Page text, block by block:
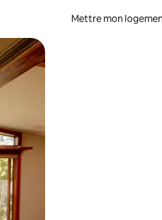
Mettre mon
glisser.